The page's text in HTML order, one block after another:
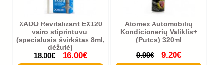
XADO Revitalizant EX120
vairo stiprintuvui
(specialusis švirkštas 8ml,
dėžutė)
18.00€ 16.00€
Atomex Automobilių
Kondicionerių Valiklis+
(Putos) 320ml
9.99€ 9.20€